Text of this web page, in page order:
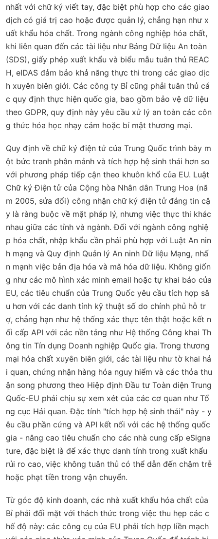
nhất với chữ ký viết tay, đặc biệt phù hợp cho các giao
dịch có giá trị cao hoặc được quản lý, chẳng hạn như x
uất khẩu hóa chất. Trong ngành công nghiệp hóa chất,
khi liên quan đến các tài liệu như Bảng Dữ liệu An toàn
(SDS), giấy phép xuất khẩu và biểu mẫu tuân thủ REAC
H, eIDAS đảm bảo khả năng thực thi trong các giao dịc
h xuyên biên giới. Các công ty Bỉ cũng phải tuân thủ cá
c quy định thực hiện quốc gia, bao gồm bảo vệ dữ liệu
theo GDPR, quy định này yêu cầu xử lý an toàn các côn
g thức hóa học nhạy cảm hoặc bí mật thương mại.
Quy định về chữ ký điện tử của Trung Quốc trình bày m
ột bức tranh phân mảnh và tích hợp hệ sinh thái hơn so
với phương pháp tiếp cận theo khuôn khổ của EU. Luật
Chữ ký Điện tử của Cộng hòa Nhân dân Trung Hoa (nă
m 2005, sửa đổi) công nhận chữ ký điện tử đáng tin cậ
y là ràng buộc về mặt pháp lý, nhưng việc thực thi khác
nhau giữa các tỉnh và ngành. Đối với ngành công nghiệ
p hóa chất, nhập khẩu cần phải phù hợp với Luật An nin
h mạng và Quy định Quản lý An ninh Dữ liệu Mạng, nhấ
n mạnh việc bản địa hóa và mã hóa dữ liệu. Không giốn
g như các mô hình xác minh email hoặc tự khai báo của
EU, các tiêu chuẩn của Trung Quốc yêu cầu tích hợp sâ
u hơn với các danh tính kỹ thuật số do chính phủ hỗ tr
ợ, chẳng hạn như hệ thống xác thực tên thật hoặc kết n
ối cấp API với các nền tảng như Hệ thống Công khai Th
ông tin Tín dụng Doanh nghiệp Quốc gia. Trong thương
mại hóa chất xuyên biên giới, các tài liệu như tờ khai hả
i quan, chứng nhận hàng hóa nguy hiểm và các thỏa thu
ận song phương theo Hiệp định Đầu tư Toàn diện Trung
Quốc-EU phải chịu sự xem xét của các cơ quan như Tổ
ng cục Hải quan. Đặc tính "tích hợp hệ sinh thái" này - y
êu cầu phần cứng và API kết nối với các hệ thống quốc
gia - nâng cao tiêu chuẩn cho các nhà cung cấp eSigna
ture, đặc biệt là để xác thực danh tính trong xuất khẩu
rủi ro cao, việc không tuân thủ có thể dẫn đến chậm trễ
hoặc phạt tiền trong vận chuyển.
Từ góc độ kinh doanh, các nhà xuất khẩu hóa chất của
Bỉ phải đối mặt với thách thức trong việc thu hẹp các c
hế độ này: các công cụ của EU phải tích hợp liền mạch